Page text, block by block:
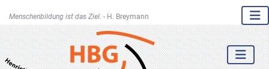
Menschenbildung ist das Ziel. - H. Breymann